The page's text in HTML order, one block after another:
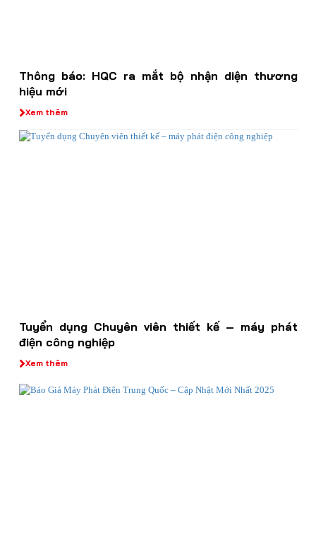
Thông báo: HQC ra mắt bộ nhận diện thương
hiệu mới
Xem thêm
Tuyển dụng Chuyên viên thiết kế – máy phát
điện công nghiệp
Xem thêm